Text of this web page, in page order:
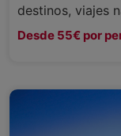
destinos, viajes
Desde 55€ por